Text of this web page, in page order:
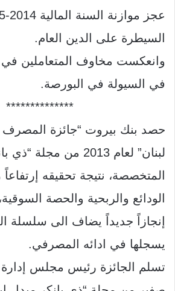
عجز موازنة السنة المالية 2014-2015
السيطرة على الدين العام.
وانعكست مخاوف المتعاملين
في السيولة في البورصة.
**************
حصد بنك بيروت “جائزة المصرف
لبنان” لعام 2013 من مجلة “ذي
المتخصصة، نتيجة تحقيقه
الودائع والربحية والحصة
إنجازاً جديداً يضاف الى سلسلة
يسجلها في ادائه المصرفي.
تسلم الجائزة رئيس مجلس